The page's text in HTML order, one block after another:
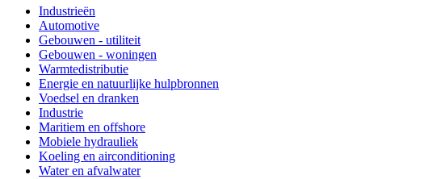
Industrieën
Automotive
Gebouwen - utiliteit
Gebouwen - woningen
Warmtedistributie
Energie en natuurlijke hulpbronnen
Voedsel en dranken
Industrie
Maritiem en offshore
Mobiele hydrauliek
Koeling en airconditioning
Water en afvalwater